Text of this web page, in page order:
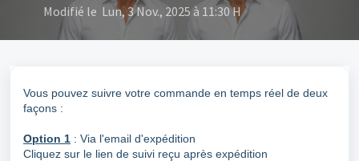
Modifié le Lun, 3 Nov., 2025 à 11:30 H
Vous pouvez suivre votre commande en temps réel de deux
façons :
Option 1 : Via l'email d'expédition
Cliquez sur le lien de suivi reçu après expédition